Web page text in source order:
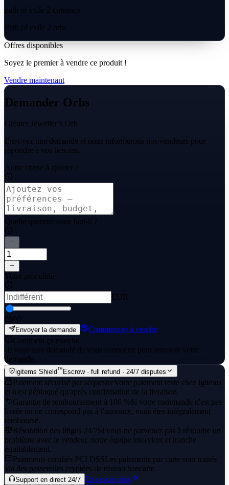
path of exile 2 currency
Path of exile 2 orbs
Offres disponibles
Soyez le premier à vendre ce produit !
Vendre maintenant
Demander Orbs
Greater Jeweller’s Orb
Envoyez une demande et nous informerons nos vendeurs pour
répondre à vos besoins.
Autre chose à ajouter ?
Quelle quantité vous faut-il ?
Votre prix cible
EUR
0500
Envoyer la demande
Commencer à vendre
Comment ça marche
· Il vous sera demandé de vous connecter pour envoyer votre
demande.
igitems Shield™ Escrow · full refund · 24/7 disputes
Paiement sécurisé par séquestreVotre paiement reste chez igitems
et n'est débloqué qu'après confirmation de la livraison.
Garantie de remboursement à 100 %Si votre commande n'est pas
livrée ou ne correspond pas à l'annonce, vous êtes intégralement
remboursé.
Résolution des litiges 24/7Si vous ne parvenez pas à résoudre un
problème avec le vendeur, notre équipe intervient et tranche
équitablement.
Paiements certifiés PCI DSSLes paiements par carte sont traités
via des passerelles cryptées de niveau bancaire.
Support en direct 24/7 En savoir plus